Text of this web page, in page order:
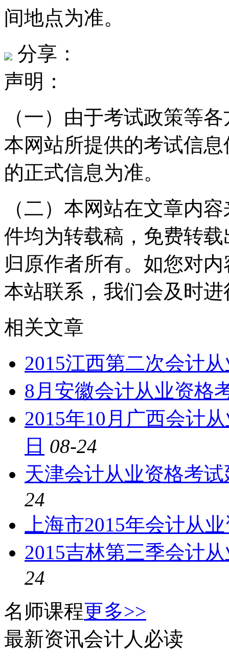
间地点为准。
分享：
声明：
（一）由于考试政策等
本网站所提供的考试信
的正式信息为准。
（二）本网站在文章内
件均为转载稿，免费转
归原作者所有。如您对
本站联系，我们会及时
相关文章
2015江西第二次会计
8月安徽会计从业资格
2015年10月广西会计
日 08-24
天津会计从业资格考
24
上海市2015年会计从
2015吉林第三季会计
24
名师课程更多>>
最新资讯会计人必读